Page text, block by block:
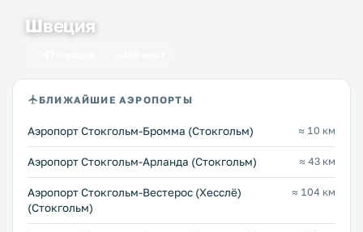
Швеция
БЛИЖАЙШИЕ АЭРОПОРТЫ
Аэропорт Стокгольм-Бромма (Стокгольм) ≈ 10 км
Аэропорт Стокгольм-Арланда (Стокгольм) ≈ 43 км
Аэропорт Стокгольм-Вестерос (Хесслё)
(Стокгольм)
≈ 104 км